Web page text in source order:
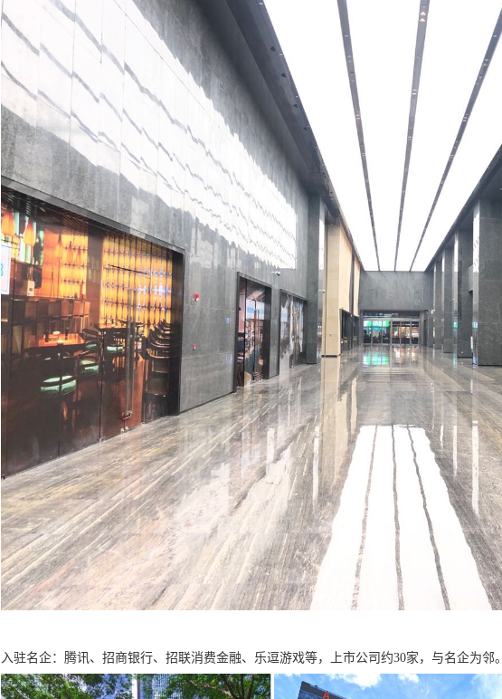
入驻名企：腾讯、招商银行、招联消费金融、乐逗游戏等，上市公司约30家，与名企为邻。